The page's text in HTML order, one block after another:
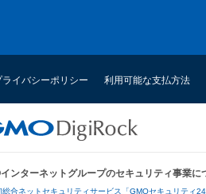
ライバシーポリシー 利用可能な支払方法
ンターネットグループのセキュリティ事業に
総合ネットセキュリティサービス「GMOセキュリティ